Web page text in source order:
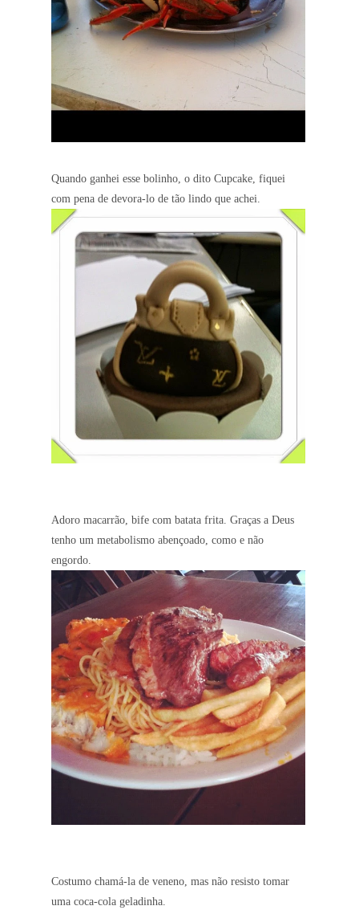
Quando ganhei esse bolinho, o dito Cupcake, fiquei
com pena de devora-lo de tão lindo que achei.
Adoro macarrão, bife com batata frita. Graças a Deus
tenho um metabolismo abençoado, como e não
engordo.
Costumo chamá-la de veneno, mas não resisto tomar
uma coca-cola geladinha.